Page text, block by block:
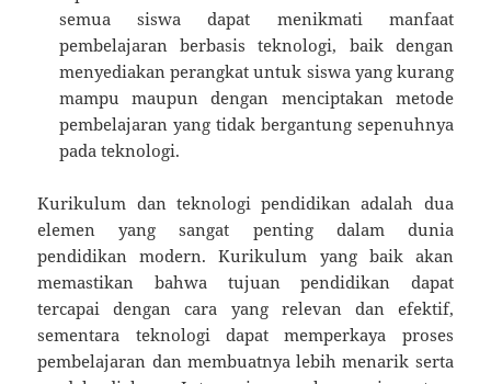
semua siswa dapat menikmati manfaat
pembelajaran berbasis teknologi, baik dengan
menyediakan perangkat untuk siswa yang kurang
mampu maupun dengan menciptakan metode
pembelajaran yang tidak bergantung sepenuhnya
pada teknologi.
Kurikulum dan teknologi pendidikan adalah dua
elemen yang sangat penting dalam dunia
pendidikan modern. Kurikulum yang baik akan
memastikan bahwa tujuan pendidikan dapat
tercapai dengan cara yang relevan dan efektif,
sementara teknologi dapat memperkaya proses
pembelajaran dan membuatnya lebih menarik serta